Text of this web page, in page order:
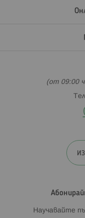
(от 09:00
Научавайте